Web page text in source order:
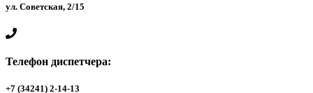
ул. Советская, 2/15
Телефон диспетчера:
+7 (34241) 2-14-13